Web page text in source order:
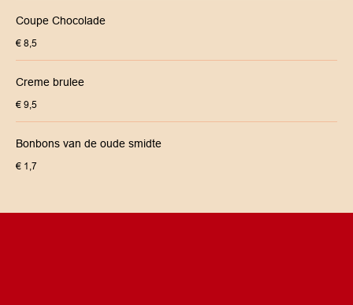
Coupe Chocolade
€ 8,5
Creme brulee
€ 9,5
Bonbons van de oude smidte
€ 1,7